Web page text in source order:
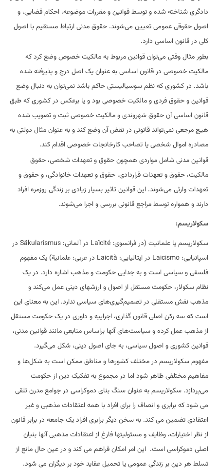
دادگری شناخته شده و توسط قوانین و مقررات موضوعه، احکام قضایی، و
اصول حقوقی عمومی تعیین می‌شوند. حقوق مدنی ارتباط مستقیم با اصول
کلی در قانون اساسی دارد.
بطور مثال وقتی می‌توان قوانین مربوط به مالکیت خصوص وضع کرد که
مالکیت خصوصی در قانون اساسی به عنوان یک اصل درج و پذیرفته شده
باشد. در کشوری که نظم سوسیالیستی حاکم باشد نمی‌توان به دنبال وضع
قوانین و حقوق فردی و مالکیت خصوصی بود و یا برعکس در کشوری که طبق
قانون اساسی آن حقوق شهروندی و مالکیت خصوصی ثبت و تصویب شده
هیچ مرجعی نمی‌تواند قانونی در نقض آن وضع کند و به عنوان مثال دولتی به
مصادره اموال شخصی یا تصاحب کارخانجات خصوصی اقدام کند.
قوانین مدنی شامل مواردی همچون حقوق و تعهدات شخصی، حقوق
مالکیت، حقوق و تعهدات قراردادی، حقوق و تعهدات خانوادگی، و حقوق و
تعهدات وارثی می‌شوند. این قوانین تاثیر بسیار زیادی بر زندگی روزمره افراد
دارند و همواره توسط مراجع قانونی بررسی و اجرا می‌شوند.
سکولاریسم:
سکولاریسم یا علمانیت (در فرانسوی: Laïcité در آلمانی: Säkularismus در
اسپانیایی: Laicismo در ایتالیایی: Laicità در عربی: علمانية) یک مفهوم
فلسفی و سیاسی است و به جدایی حکومت و مذهب اشاره دارد. در یک
نظام سکولار، حکومت مستقل از اصول و ارزشهای دینی عمل می‌کند و
مذهب نقش مستقلی در تصمیم‌گیری‌های سیاسی ندارد. این به معنای این
است که سه رکن اصلی قانون گذاری، اجراییه و داوری در یک حکومت مستقل
از مذهب عمل کرده و سیاست‌های آنها براساس منابعی مانند قوانین مدنی،
قوانین کشوری و اصول سیاسی، به جای اصول دینی، شکل می‌گیرد.
مفهوم سکولاریسم در مختلف کشورها و مناطق ممکن است به شکل‌ها و
مفاهیم مختلفی ظاهر شود اما در مجموع به تفکیک دین از حکومت
می‌پردازد. سکولاریسم به عنوان سنگ بنای دموکراسی در جوامع مدرن تلقی
می شود که برابری و انصاف را برای افراد با همه اعتقادات مذهبی و غیر
اعتقادی تضمین می کند. به سخن دیگر برابری افراد یک جامعه در برابر قانون
از نظر اختیارات، وظایف و مسئولیتها فارغ از اعتقادات مذهبی آنها بنیان
اصلی دموکراسی است. این امر امکان فراهم می کند و در عین حال مانع از
تسلط هر دین بر زندگی عمومی یا تحمیل عقاید خود بر دیگران می شود.